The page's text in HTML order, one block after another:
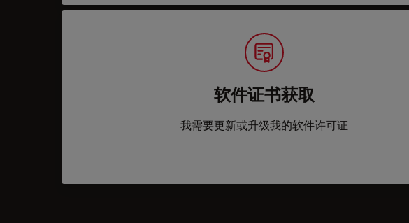
软件证书获取
我需要更新或升级我的软件许可证